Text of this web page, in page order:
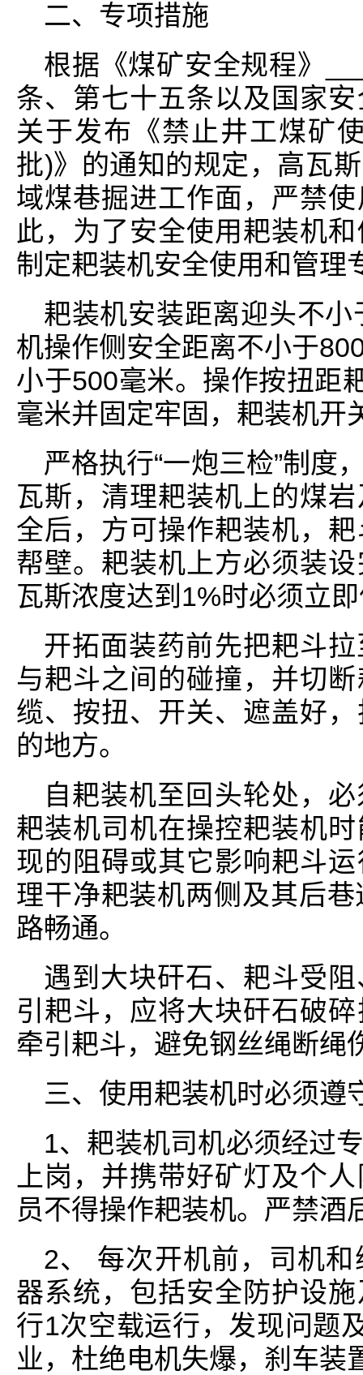
二、专项措施
根据《煤矿安全规程》
条、第七十五条以及国家
关于发布《禁止井工煤矿
批)》的通知的规定，高瓦
域煤巷掘进工作面，严禁
此，为了安全使用耙装机
制定耙装机安全使用和管理
耙装机安装距离迎头不
机操作侧安全距离不小于
小于500毫米。操作按扭距
毫米并固定牢固，耙装机开
严格执行“一炮三检”制度
瓦斯，清理耙装机上的煤
全后，方可操作耙装机，
帮壁。耙装机上方必须装
瓦斯浓度达到1%时必须立
开拓面装药前先把耙斗
与耙斗之间的碰撞，并切
缆、按扭、开关、遮盖好
的地方。
自耙装机至回头轮处，
耙装机司机在操控耙装机
现的阻碍或其它影响耙斗
理干净耙装机两侧及其后
路畅通。
遇到大块矸石、耙斗受
引耙斗，应将大块矸石破
牵引耙斗，避免钢丝绳断绳
三、使用耙装机时必须遵
1、耙装机司机必须经过
上岗，并携带好矿灯及个
员不得操作耙装机。严禁酒
2、 每次开机前，司机
器系统，包括安全防护设
行1次空载运行，发现问题
业，杜绝电机失爆，刹车装